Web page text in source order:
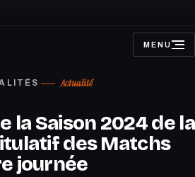
MENU
OUVRIR
LE
Actualité
la Saison 2024 de la
des Matchs
journée